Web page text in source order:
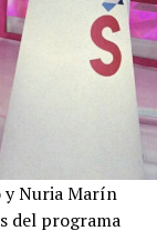
y Nuria Marín
del programa